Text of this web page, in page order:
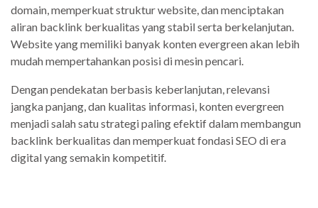
domain, memperkuat struktur website, dan menciptakan
aliran backlink berkualitas yang stabil serta berkelanjutan.
Website yang memiliki banyak konten evergreen akan lebih
mudah mempertahankan posisi di mesin pencari.
Dengan pendekatan berbasis keberlanjutan, relevansi
jangka panjang, dan kualitas informasi, konten evergreen
menjadi salah satu strategi paling efektif dalam membangun
backlink berkualitas dan memperkuat fondasi SEO di era
digital yang semakin kompetitif.